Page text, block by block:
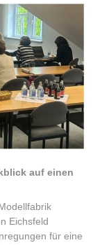
auf einen
Eichsfeld
für eine